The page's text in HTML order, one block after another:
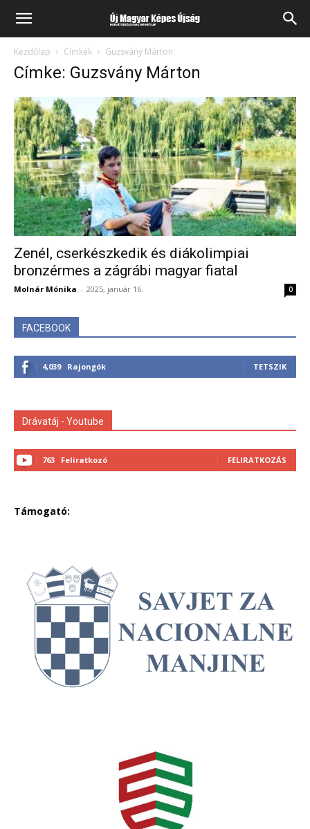
Kezdőlap Címkék Guzsvány Márton
Címke: Guzsvány Márton
Zenél, cserkészkedik és diákolimpiai
bronzérmes a zágrábi magyar fiatal
Molnár Mónika - 2025, január 16. 0
FACEBOOK
4,039 Rajongók TETSZIK
Drávatáj - Youtube
763 Feliratkozó FELIRATKOZÁS
Támogató: